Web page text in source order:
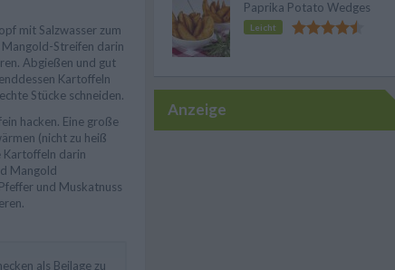
mit Salzwasser zum
Streifen darin
Abgießen und gut
Kartoffeln
Stücke schneiden.
hacken. Eine große
(nicht zu heiß
Kartoffeln darin
Mangold
und Muskatnuss
als Beilage zu
Paprika Potato Wedges
Leicht
Anzeige